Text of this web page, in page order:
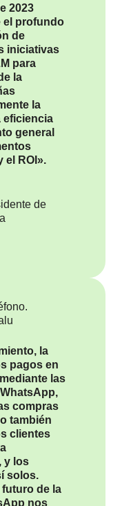
2023
el profundo
de
iniciativas
para
la
la
eficiencia
general
el ROI».
de
la
pagos en
las
compras
también
clientes
y los
solos.
futuro de la
nos